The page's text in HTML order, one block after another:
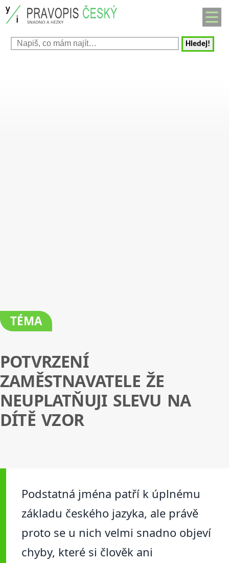
Hledej!
TÉMA
POTVRZENÍ
ZAMĚSTNAVATELE ŽE
NEUPLATŇUJI SLEVU NA
DÍTĚ VZOR
Podstatná jména patří k úplnému
základu českého jazyka, ale právě
proto se u nich velmi snadno objeví
chyby, které si člověk ani